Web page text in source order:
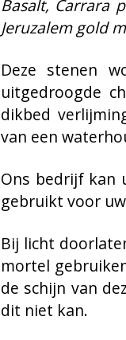
Basalt, Carrara
Jeruzalem gold
Deze stenen
uitgedroogde
dikbed
van een
Ons bedrijf kan
gebruikt voor
Bij licht
mortel
de schijn van
dit niet kan.